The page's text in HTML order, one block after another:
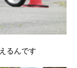
るんです